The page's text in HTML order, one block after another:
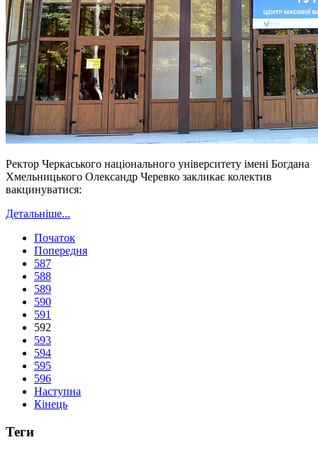
Ректор Черкаського національного університету імені Богдана
Хмельницького Олександр Черевко закликає колектив
вакцинуватися:
Детальніше...
Початок
Попередня
587
588
589
590
591
592
593
594
595
596
Наступна
Кінець
Теги